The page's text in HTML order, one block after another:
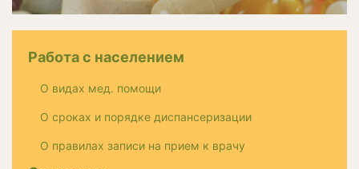
Работа с населением
О видах мед. помощи
О сроках и порядке диспансеризации
О правилах записи на прием к врачу